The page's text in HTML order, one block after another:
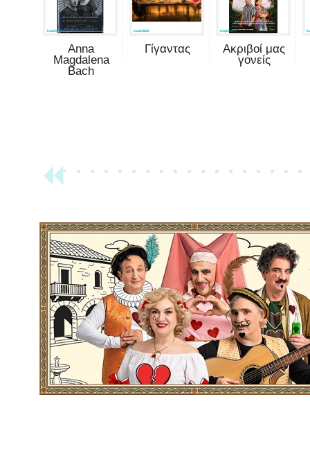
Anna
Magdalena
Bach
Γίγαντας
Ακριβοί μας
γονείς